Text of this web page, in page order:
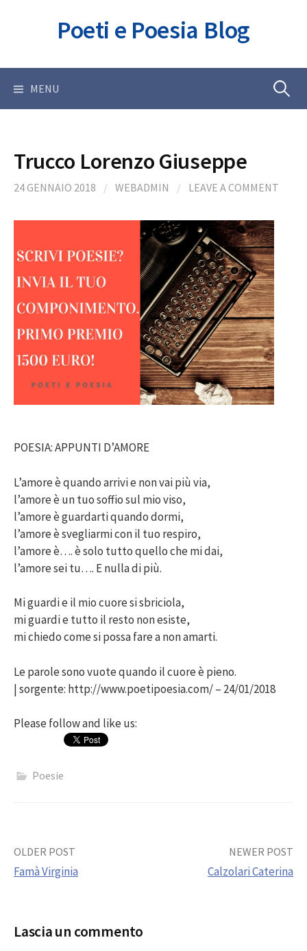
Poeti e Poesia Blog
MENU Ricerca
Trucco Lorenzo Giuseppe
24 GENNAIO 2018 / WEBADMIN / LEAVE A COMMENT
POESIA: APPUNTI D’AMORE
L’amore è quando arrivi e non vai più via,
l’amore è un tuo soffio sul mio viso,
l’amore è guardarti quando dormi,
l’amore è svegliarmi con il tuo respiro,
l’amore è…. è solo tutto quello che mi dai,
l’amore sei tu…. E nulla di più.
Mi guardi e il mio cuore si sbriciola,
mi guardi e tutto il resto non esiste,
mi chiedo come si possa fare a non amarti.
Le parole sono vuote quando il cuore è pieno.
| sorgente: http://www.poetipoesia.com/ – 24/01/2018
Please follow and like us:
Poesie
Post
OLDER POST
Famà Virginia
NEWER POST
Calzolari Caterina
Lascia un commento